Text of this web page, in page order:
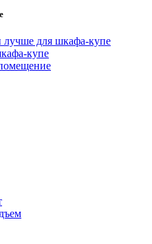
лучше для шкафа-купе
купе